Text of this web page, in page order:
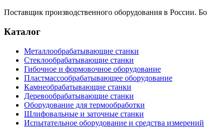
Поставщик производственного оборудования в России.
Каталог
Металлообрабатывающие станки
Стеклообрабатывающие станки
Гибочное и формовочное оборудование
Пластмассообрабатывающее оборудование
Камнеобрабатывающие станки
Деревообрабатывающие станки
Оборудование для термообработки
Шлифовальные и заточные станки
Испытательное оборудование и средства измерений